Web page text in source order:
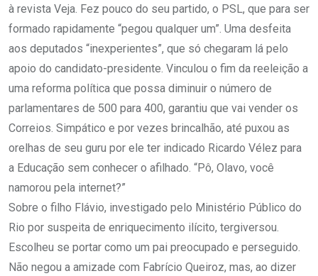
à revista Veja. Fez pouco do seu partido, o PSL, que para ser
formado rapidamente “pegou qualquer um”. Uma desfeita
aos deputados “inexperientes”, que só chegaram lá pelo
apoio do candidato-presidente. Vinculou o fim da reeleição a
uma reforma política que possa diminuir o número de
parlamentares de 500 para 400, garantiu que vai vender os
Correios. Simpático e por vezes brincalhão, até puxou as
orelhas de seu guru por ele ter indicado Ricardo Vélez para
a Educação sem conhecer o afilhado. “Pô, Olavo, você
namorou pela internet?”
Sobre o filho Flávio, investigado pelo Ministério Público do
Rio por suspeita de enriquecimento ilícito, tergiversou.
Escolheu se portar como um pai preocupado e perseguido.
Não negou a amizade com Fabrício Queiroz, mas, ao dizer